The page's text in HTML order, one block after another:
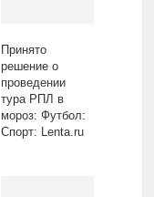
Принято
решение о
проведении
тура РПЛ в
мороз: Футбол:
Спорт: Lenta.ru